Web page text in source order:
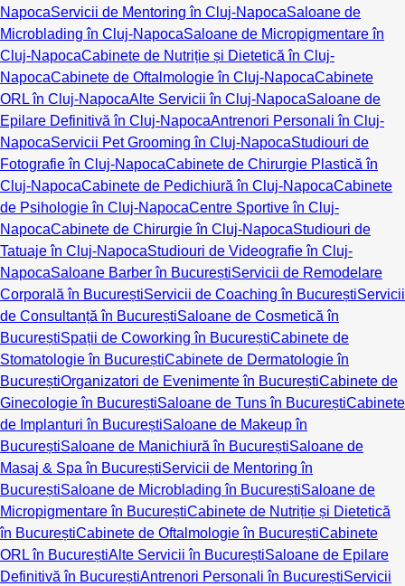
NapocaServicii de Mentoring în Cluj-NapocaSaloane de
Microblading în Cluj-NapocaSaloane de Micropigmentare în
Cluj-NapocaCabinete de Nutriție și Dietetică în Cluj-
NapocaCabinete de Oftalmologie în Cluj-NapocaCabinete
ORL în Cluj-NapocaAlte Servicii în Cluj-NapocaSaloane de
Epilare Definitivă în Cluj-NapocaAntrenori Personali în Cluj-
NapocaServicii Pet Grooming în Cluj-NapocaStudiouri de
Fotografie în Cluj-NapocaCabinete de Chirurgie Plastică în
Cluj-NapocaCabinete de Pedichiură în Cluj-NapocaCabinete
de Psihologie în Cluj-NapocaCentre Sportive în Cluj-
NapocaCabinete de Chirurgie în Cluj-NapocaStudiouri de
Tatuaje în Cluj-NapocaStudiouri de Videografie în Cluj-
NapocaSaloane Barber în BucureștiServicii de Remodelare
Corporală în BucureștiServicii de Coaching în BucureștiServicii
de Consultanță în BucureștiSaloane de Cosmetică în
BucureștiSpații de Coworking în BucureștiCabinete de
Stomatologie în BucureștiCabinete de Dermatologie în
BucureștiOrganizatori de Evenimente în BucureștiCabinete de
Ginecologie în BucureștiSaloane de Tuns în BucureștiCabinete
de Implanturi în BucureștiSaloane de Makeup în
BucureștiSaloane de Manichiură în BucureștiSaloane de
Masaj & Spa în BucureștiServicii de Mentoring în
BucureștiSaloane de Microblading în BucureștiSaloane de
Micropigmentare în BucureștiCabinete de Nutriție și Dietetică
în BucureștiCabinete de Oftalmologie în BucureștiCabinete
ORL în BucureștiAlte Servicii în BucureștiSaloane de Epilare
Definitivă în BucureștiAntrenori Personali în BucureștiServicii